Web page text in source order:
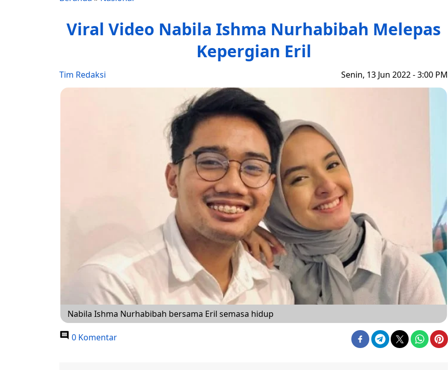
Viral Video Nabila Ishma Nurhabibah Melepas
Kepergian Eril
Tim Redaksi Senin, 13 Jun 2022 - 3:00 PM
Nabila Ishma Nurhabibah bersama Eril semasa hidup
0 Komentar